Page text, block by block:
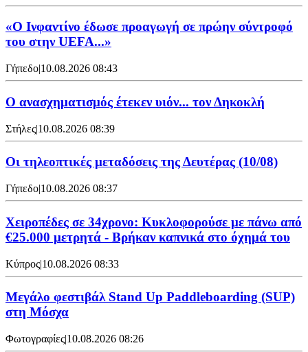
«Ο Ινφαντίνο έδωσε προαγωγή σε πρώην σύντροφό
του στην UEFA...»
Γήπεδο|10.08.2026 08:43
Ο ανασχηματισμός έτεκεν υιόν... τον Δηκοκλή
Στήλες|10.08.2026 08:39
Οι τηλεοπτικές μεταδόσεις της Δευτέρας (10/08)
Γήπεδο|10.08.2026 08:37
Χειροπέδες σε 34χρονο: Κυκλοφορούσε με πάνω από
€25.000 μετρητά - Βρήκαν καπνικά στο όχημά του
Κύπρος|10.08.2026 08:33
Μεγάλο φεστιβάλ Stand Up Paddleboarding (SUP)
στη Μόσχα
Φωτογραφίες|10.08.2026 08:26